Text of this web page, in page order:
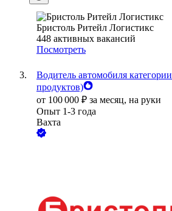
Бристоль Ритейл Логистикс
448 активных вакансий
Посмотреть
Водитель автомобиля
продуктов)
от 100 000 ₽ за месяц, на руки
Опыт 1-3 года
Вахта